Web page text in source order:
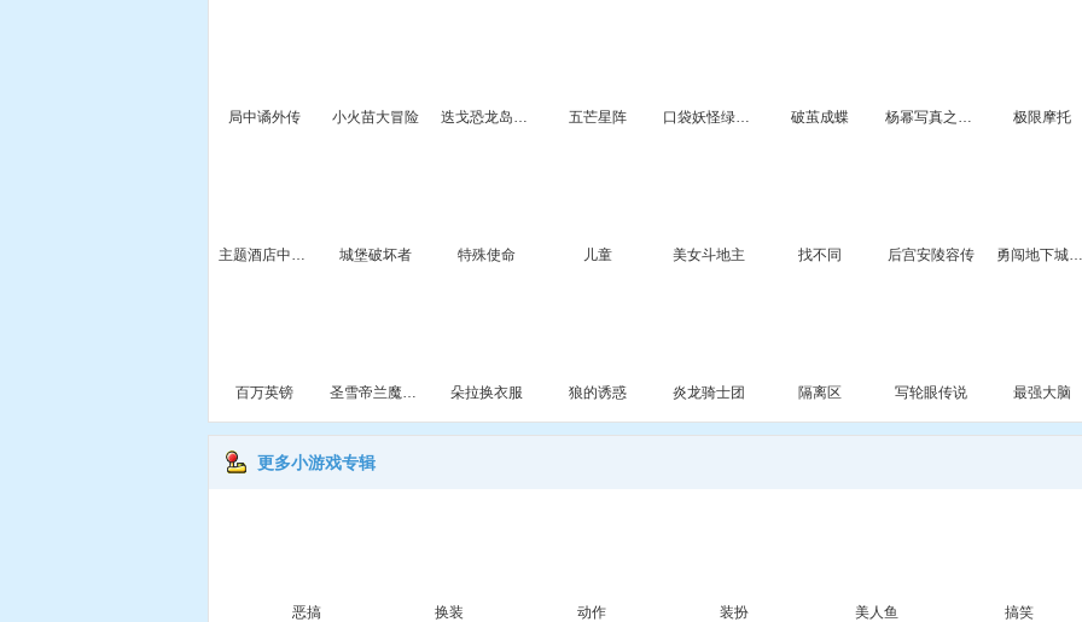
局中谲外传 小火苗大冒险 迭戈恐龙岛探险 五芒星阵 口袋妖怪绿宝石 破茧成蝶 杨幂写真之找你妹 极限摩托
主题酒店中文版 城堡破坏者 特殊使命 儿童 美女斗地主 找不同 后宫安陵容传 勇闯地下城2.8无敌版
百万英镑 圣雪帝兰魔法学院 朵拉换衣服 狼的诱惑 炎龙骑士团 隔离区 写轮眼传说 最强大脑
更多小游戏专辑
恶搞 换装 动作 装扮 美人鱼 搞笑